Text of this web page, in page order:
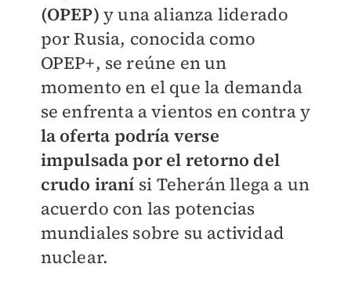
(OPEP) y una alianza liderado
por Rusia, conocida como
OPEP+, se reúne en un
momento en el que la demanda
se enfrenta a vientos en contra y
la oferta podría verse
impulsada por el retorno del
crudo iraní si Teherán llega a un
acuerdo con las potencias
mundiales sobre su actividad
nuclear.